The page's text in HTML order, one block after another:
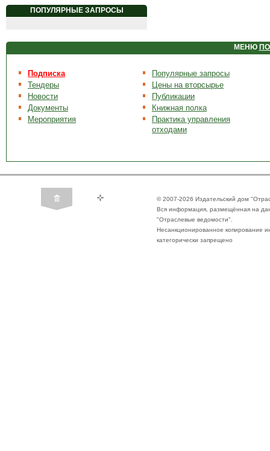
ПОПУЛЯРНЫЕ ЗАПРОСЫ
МЕНЮ
Подписка
Тендеры
Новости
Документы
Мероприятия
Популярные запросы
Цены на вторсырье
Публикации
Книжная полка
Практика управления
отходами
© 2007-2026 Издательский дом
Вся информация, размещённая на
"Отраслевые ведомости".
Несанкционированное копирование
категорически запрещено